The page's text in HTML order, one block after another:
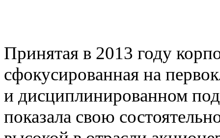
Принятая в 2013 году
сфокусированная на
и дисциплинированном
показала свою